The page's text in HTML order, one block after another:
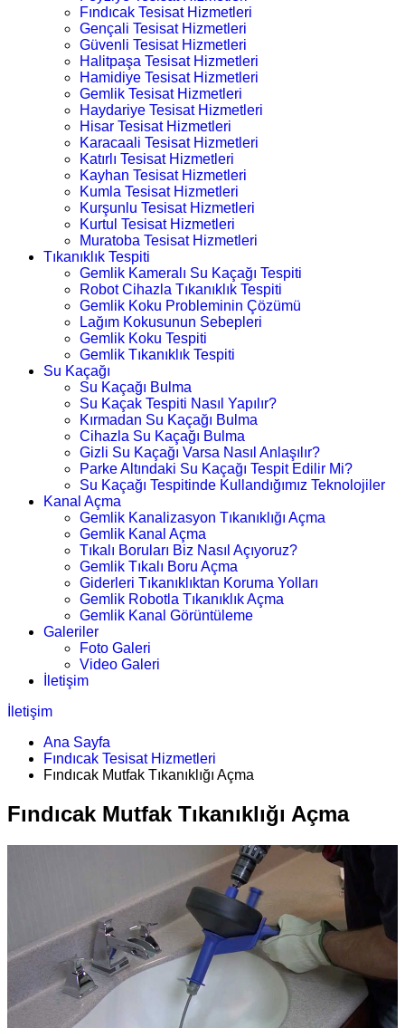
Fındıcak Tesisat Hizmetleri
Gençali Tesisat Hizmetleri
Güvenli Tesisat Hizmetleri
Halitpaşa Tesisat Hizmetleri
Hamidiye Tesisat Hizmetleri
Gemlik Tesisat Hizmetleri
Haydariye Tesisat Hizmetleri
Hisar Tesisat Hizmetleri
Karacaali Tesisat Hizmetleri
Katırlı Tesisat Hizmetleri
Kayhan Tesisat Hizmetleri
Kumla Tesisat Hizmetleri
Kurşunlu Tesisat Hizmetleri
Kurtul Tesisat Hizmetleri
Muratoba Tesisat Hizmetleri
Tıkanıklık Tespiti
Gemlik Kameralı Su Kaçağı Tespiti
Robot Cihazla Tıkanıklık Tespiti
Gemlik Koku Probleminin Çözümü
Lağım Kokusunun Sebepleri
Gemlik Koku Tespiti
Gemlik Tıkanıklık Tespiti
Su Kaçağı
Su Kaçağı Bulma
Su Kaçak Tespiti Nasıl Yapılır?
Kırmadan Su Kaçağı Bulma
Cihazla Su Kaçağı Bulma
Gizli Su Kaçağı Varsa Nasıl Anlaşılır?
Parke Altındaki Su Kaçağı Tespit Edilir Mi?
Su Kaçağı Tespitinde Kullandığımız Teknolojiler
Kanal Açma
Gemlik Kanalizasyon Tıkanıklığı Açma
Gemlik Kanal Açma
Tıkalı Boruları Biz Nasıl Açıyoruz?
Gemlik Tıkalı Boru Açma
Giderleri Tıkanıklıktan Koruma Yolları
Gemlik Robotla Tıkanıklık Açma
Gemlik Kanal Görüntüleme
Galeriler
Foto Galeri
Video Galeri
İletişim
İletişim
Ana Sayfa
Fındıcak Tesisat Hizmetleri
Fındıcak Mutfak Tıkanıklığı Açma
Fındıcak Mutfak Tıkanıklığı Açma